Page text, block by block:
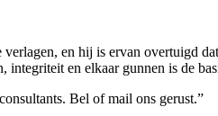
en hij is ervan overtuigd
integriteit en elkaar gunnen is de
Bel of mail ons gerust.”